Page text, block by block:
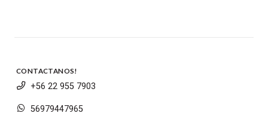
CONTACTANOS!
+56 22 955 7903
56979447965